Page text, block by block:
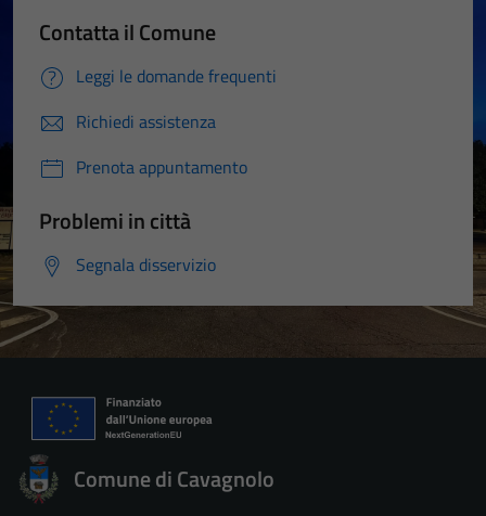
Contatta il Comune
Leggi le domande frequenti
Richiedi assistenza
Prenota appuntamento
Problemi in città
Segnala disservizio
Comune di Cavagnolo